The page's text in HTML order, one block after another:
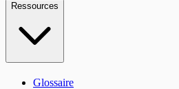
Ressources
Glossaire